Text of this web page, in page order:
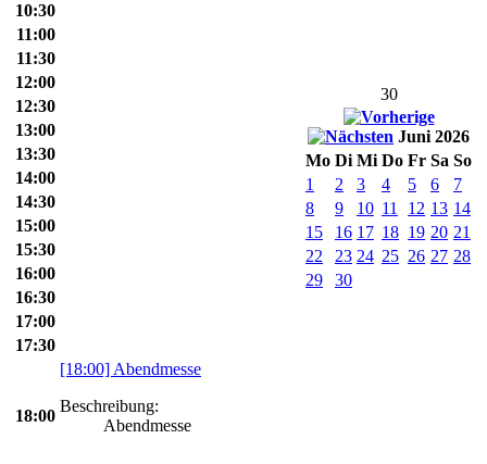
10:30
11:00
11:30
12:00
12:30
13:00
13:30
14:00
14:30
15:00
15:30
16:00
16:30
17:00
17:30
18:00
[18:00] Abendmesse
Beschreibung:
Abendmesse
30
Juni 2026
Mo Di Mi Do Fr Sa So
1
2 3 4 5 6
7
8
9 10 11 12 13 14
15
16 17 18 19 20 21
22
23 24 25 26 27 28
29
30